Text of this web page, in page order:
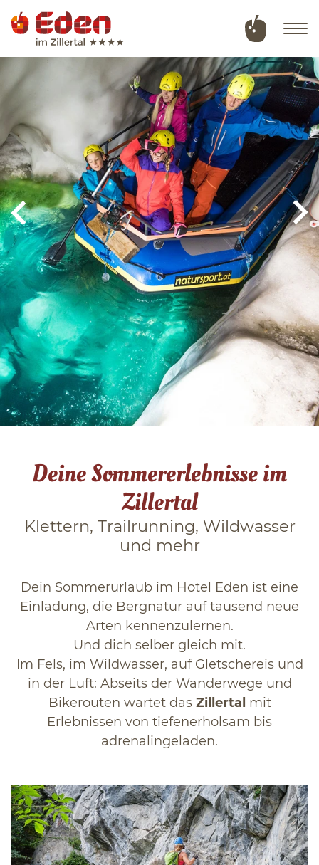
English
Hotel
Zimmer & Angebote
Wellness & Naturbadeteich
Sommer in Tux
Winter in Tux
Das Zillertal
Deine Sommererlebnisse im
Zillertal
Klettern, Trailrunning, Wildwasser
und mehr
Dein Sommerurlaub im Hotel Eden ist eine
Einladung, die Bergnatur auf tausend neue
Arten kennenzulernen.
Und dich selber gleich mit.
Im Fels, im Wildwasser, auf Gletschereis und
in der Luft: Abseits der Wanderwege und
Bikerouten wartet das Zillertal mit
Erlebnissen von tiefenerholsam bis
adrenalingeladen.